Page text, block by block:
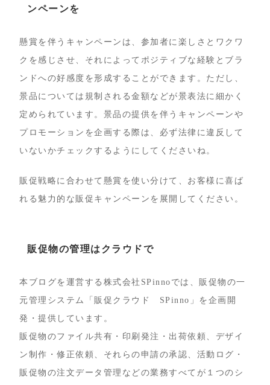
ンペーンを
懸賞を伴うキャンペーンは、参加者に楽しさとワクワ
クを感じさせ、それによってポジティブな経験とブラ
ンドへの好感度を形成することができます。ただし、
景品については規制される金額などが景表法に細かく
定められています。景品の提供を伴うキャンペーンや
プロモーションを企画する際は、必ず法律に違反して
いないかチェックするようにしてくださいね。
販促戦略に合わせて懸賞を使い分けて、お客様に喜ば
れる魅力的な販促キャンペーンを展開してください。
販促物の管理はクラウドで
本ブログを運営する株式会社SPinnoでは、販促物の一
元管理システム「販促クラウド SPinno」を企画開
発・提供しています。
販促物のファイル共有・印刷発注・出荷依頼、デザイ
ン制作・修正依頼、それらの申請の承認、活動ログ・
販促物の注文データ管理などの業務すべてが１つのシ